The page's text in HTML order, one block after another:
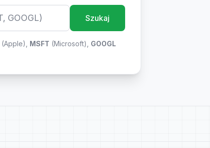
Szukaj
(Apple), MSFT (Microsoft), GOOGL